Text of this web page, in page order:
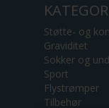
Støtte- og
Graviditet
Sokker og
Sport
Flystrømper
Tilbehør